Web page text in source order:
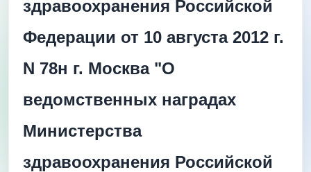
здравоохранения Российской
Федерации от 10 августа 2012 г.
N 78н г. Москва "О
ведомственных наградах
Министерства
здравоохранения Российской